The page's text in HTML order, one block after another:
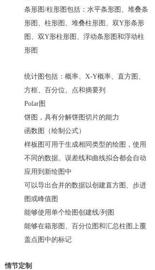
条形图/柱形图包括：水平条形图、堆叠条
形图、柱形图、堆叠柱形图、双Y形条形
图、双Y形柱形图、浮动条形图和浮动柱
形图
统计图包括：概率、X-Y概率、直方图、
方框、百分位、点和摘要列
Polar图
饼图，具有分解饼图切片的能力
函数图（绘制公式）
样板图可用于生成相同类型的绘图，使用
不同的数据。误差线和曲线拟合都会自动
应用到新绘图中
可以导出合并的数据以创建直方图、步进
图或峰值图
能够使用单个绘图创建线/列图
能够在箱形图、百分位图和汇总柱图上覆
盖点图中的标记
情节定制